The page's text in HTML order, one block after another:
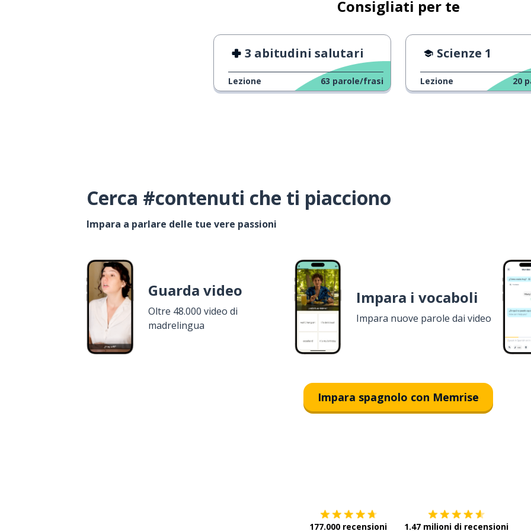
Consigliati per te
3 abitudini salutari
Lezione 63 parole/frasi
Scienze 1
Lezione 20
Cerca #contenuti che ti piacciono
Impara a parlare delle tue vere passioni
Guarda video
Oltre 48.000 video di
madrelingua
Impara i vocaboli
Impara nuove parole dai video
Impara spagnolo con Memrise
177.000 recensioni 1.47 milioni di recensioni